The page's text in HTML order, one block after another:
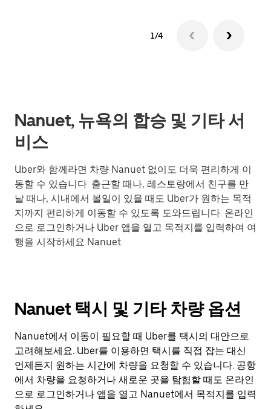
1/4
Nanuet, 뉴욕의 합승 및 기타 서
비스
Uber와 함께라면 차량 Nanuet 없이도 더욱 편리하게 이
동할 수 있습니다. 출근할 때나, 레스토랑에서 친구를 만
날 때나, 시내에서 볼일이 있을 때도 Uber가 원하는 목적
지까지 편리하게 이동할 수 있도록 도와드립니다. 온라인
으로 로그인하거나 Uber 앱을 열고 목적지를 입력하여 여
행을 시작하세요 Nanuet.
Nanuet 택시 및 기타 차량 옵션
Nanuet에서 이동이 필요할 때 Uber를 택시의 대안으로
고려해보세요. Uber를 이용하면 택시를 직접 잡는 대신
언제든지 원하는 시간에 차량을 요청할 수 있습니다. 공항
에서 차량을 요청하거나 새로운 곳을 탐험할 때도 온라인
으로 로그인하거나 앱을 열고 Nanuet에서 목적지를 입력